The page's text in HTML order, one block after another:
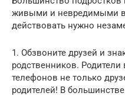
живыми и невредимыми в
действовать нужно
1. Обзвоните друзей и
родственников.
телефонов не только
родителей! В